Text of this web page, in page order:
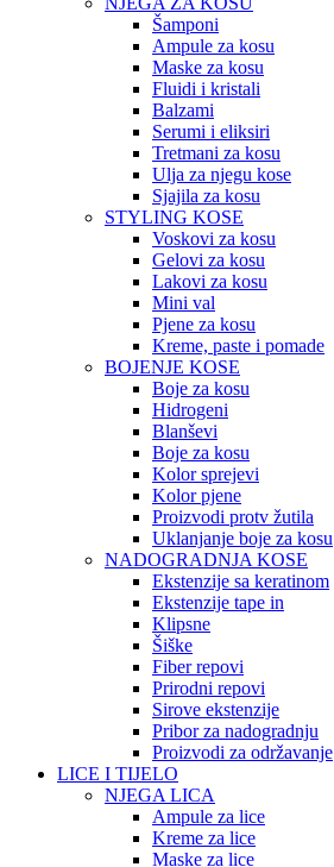
Šamponi
Ampule za kosu
Maske za kosu
Fluidi i kristali
Balzami
Serumi i eliksiri
Tretmani za kosu
Ulja za njegu kose
Sjajila za kosu
STYLING KOSE
Voskovi za kosu
Gelovi za kosu
Lakovi za kosu
Mini val
Pjene za kosu
Kreme, paste i pomade
BOJENJE KOSE
Boje za kosu
Hidrogeni
Blanševi
Boje za kosu
Kolor sprejevi
Kolor pjene
Proizvodi protv žutila
Uklanjanje boje za kosu
NADOGRADNJA KOSE
Ekstenzije sa keratinom
Ekstenzije tape in
Klipsne
Šiške
Fiber repovi
Prirodni repovi
Sirove ekstenzije
Pribor za nadogradnju
Proizvodi za održavanje
LICE I TIJELO
NJEGA LICA
Ampule za lice
Kreme za lice
Maske za lice